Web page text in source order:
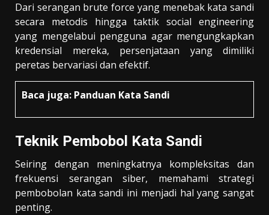
Dari serangan brute force yang menebak kata sandi
secara metodis hingga taktik social engineering
yang mengelabui pengguna agar mengungkapkan
kredensial mereka, persenjataan yang dimiliki
peretas bervariasi dan efektif.
Baca juga: Panduan Kata Sandi
Teknik Pembobol Kata Sandi
Seiring dengan meningkatnya kompleksitas dan
frekuensi serangan siber, memahami strategi
pembobolan kata sandi ini menjadi hal yang sangat
penting.